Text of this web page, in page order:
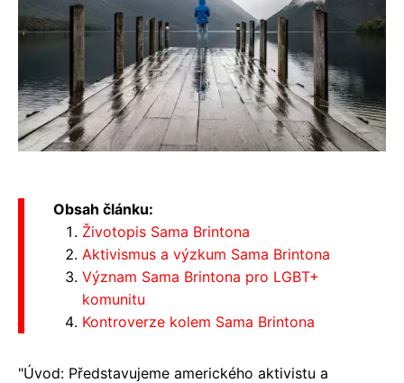
Obsah článku:
Životopis Sama Brintona
Aktivismus a výzkum Sama Brintona
Význam Sama Brintona pro LGBT+
komunitu
Kontroverze kolem Sama Brintona
"Úvod: Představujeme amerického aktivistu a